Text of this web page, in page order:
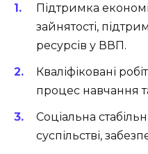
Підтримка
зайнятості,
ресурсів у ВВП.
Кваліфіковані
процес навчання
Соціальна
суспільстві,